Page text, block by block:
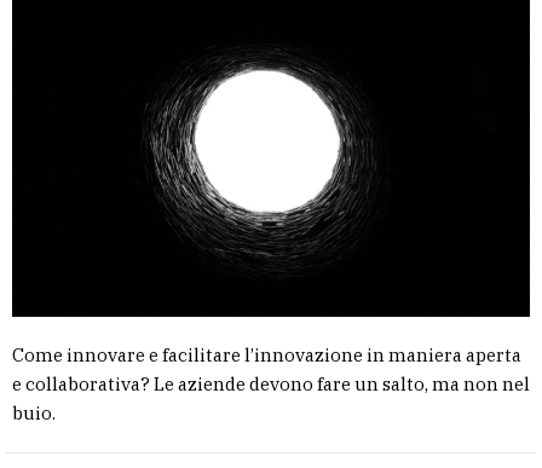
Come innovare e facilitare l’innovazione in maniera aperta
e collaborativa? Le aziende devono fare un salto, ma non nel
buio.